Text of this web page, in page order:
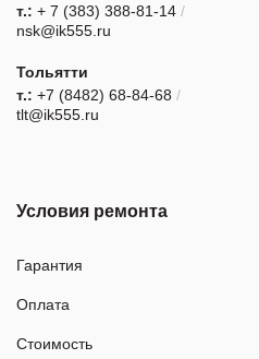
т.: + 7 (383) 388-81-14 /
nsk@ik555.ru
Тольятти
т.: +7 (8482) 68-84-68 /
tlt@ik555.ru
Условия ремонта
Гарантия
Оплата
Стоимость